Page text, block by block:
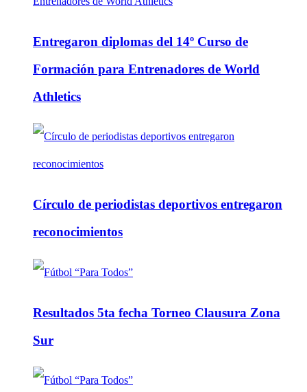
Entregaron diplomas del 14º Curso de
Formación para Entrenadores de World
Athletics
Círculo de periodistas deportivos entregaron
reconocimientos
Resultados 5ta fecha Torneo Clausura Zona
Sur